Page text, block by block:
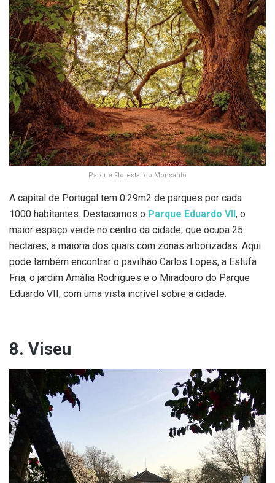
Parque Florestal do Monsanto
A capital de Portugal tem 0.29m2 de parques por cada
1000 habitantes. Destacamos o Parque Eduardo VII , o
maior espaço verde no centro da cidade, que ocupa 25
hectares, a maioria dos quais com zonas arborizadas. Aqui
pode também encontrar o pavilhão Carlos Lopes, a Estufa
Fria, o jardim Amália Rodrigues e o Miradouro do Parque
Eduardo VII, com uma vista incrível sobre a cidade.
8. Viseu